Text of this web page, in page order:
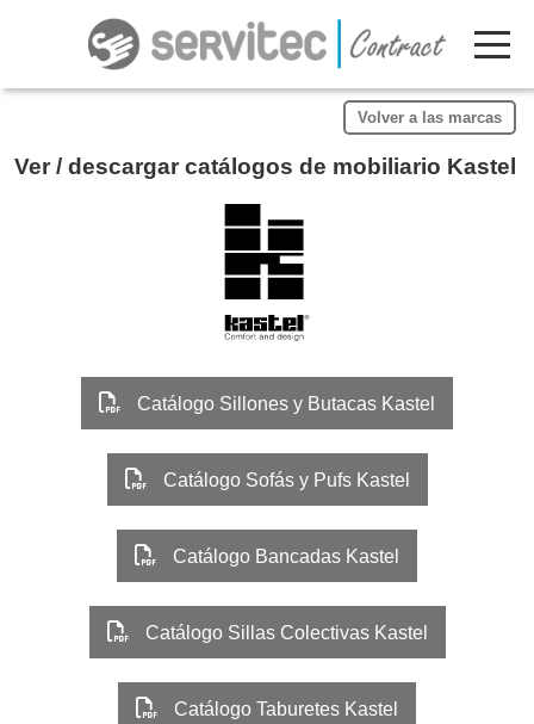
Volver a las marcas
Ver / descargar catálogos de mobiliario Kastel
Catálogo Sillones y Butacas Kastel
Catálogo Sofás y Pufs Kastel
Catálogo Bancadas Kastel
Catálogo Sillas Colectivas Kastel
Catálogo Taburetes Kastel